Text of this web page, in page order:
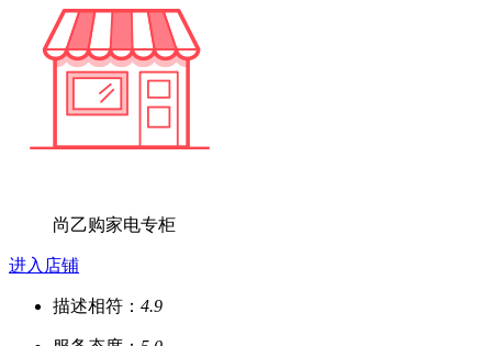
尚乙购家电专柜
进入店铺
描述相符： 4.9